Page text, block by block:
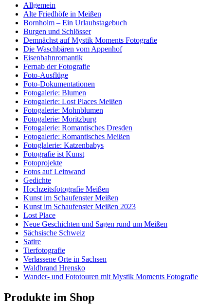
Allgemein
Alte Friedhöfe in Meißen
Bornholm – Ein Urlaubstagebuch
Burgen und Schlösser
Demnächst auf Mystik Moments Fotografie
Die Waschbären vom Appenhof
Eisenbahnromantik
Fernab der Fotografie
Foto-Ausflüge
Foto-Dokumentationen
Fotogalerie: Blumen
Fotogalerie: Lost Places Meißen
Fotogalerie: Mohnblumen
Fotogalerie: Moritzburg
Fotogalerie: Romantisches Dresden
Fotogalerie: Romantisches Meißen
Fotoglalerie: Katzenbabys
Fotografie ist Kunst
Fotoprojekte
Fotos auf Leinwand
Gedichte
Hochzeitsfotografie Meißen
Kunst im Schaufenster Meißen
Kunst im Schaufenster Meißen 2023
Lost Place
Neue Geschichten und Sagen rund um Meißen
Sächsische Schweiz
Satire
Tierfotografie
Verlassene Orte in Sachsen
Waldbrand Hrensko
Wander- und Fototouren mit Mystik Moments Fotografie
Produkte im Shop